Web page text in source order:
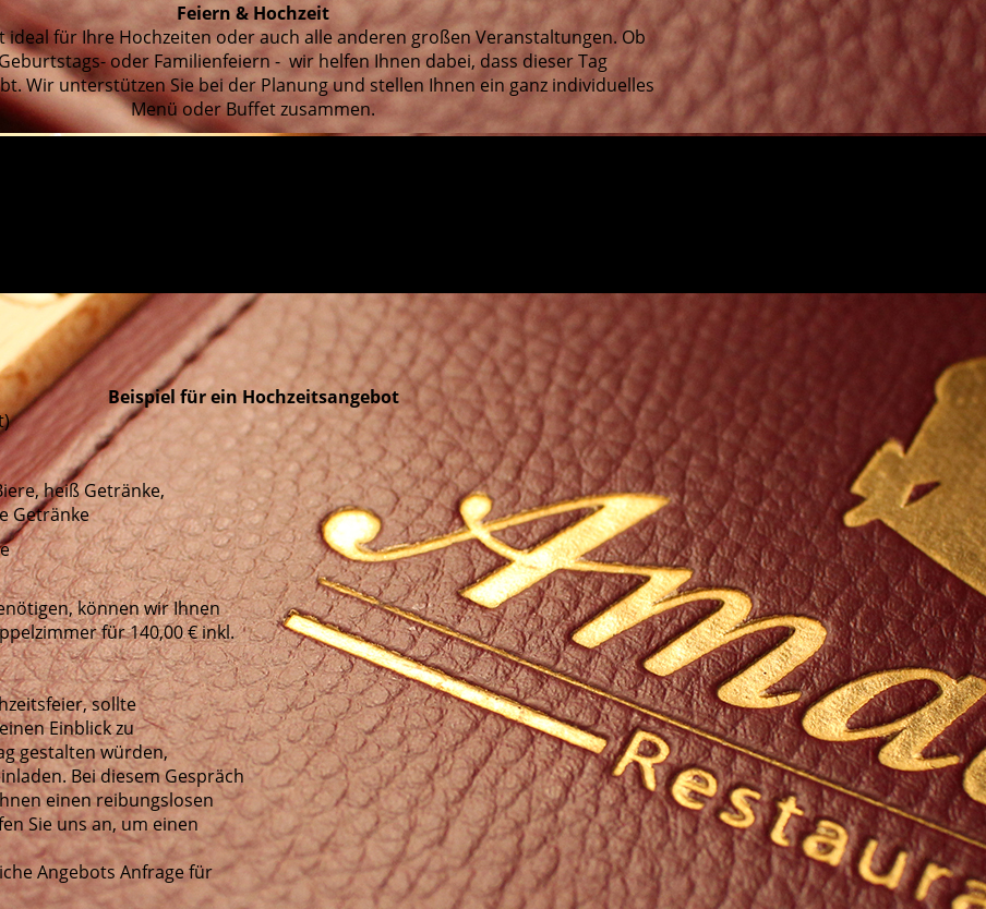
Feiern & Hochzeit
ideal für Ihre Hochzeiten oder auch alle anderen großen Veranstaltungen. Ob
oder Familienfeiern - wir helfen Ihnen dabei, dass dieser Tag
Wir unterstützen Sie bei der Planung und stellen Ihnen ein ganz individuelles
Menü oder Buffet zusammen.
Beispiel für ein Hochzeitsangebot
heiß Getränke,
Getränke
können wir Ihnen
für 140,00 € inkl.
sollte
Einblick zu
gestalten würden,
Bei diesem Gespräch
einen reibungslosen
Sie uns an, um einen
Angebots­ Anfrage für